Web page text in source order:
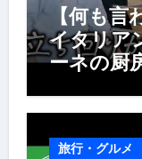
【何も
イタリア
ーネの厨
風景】
旅行・グルメ